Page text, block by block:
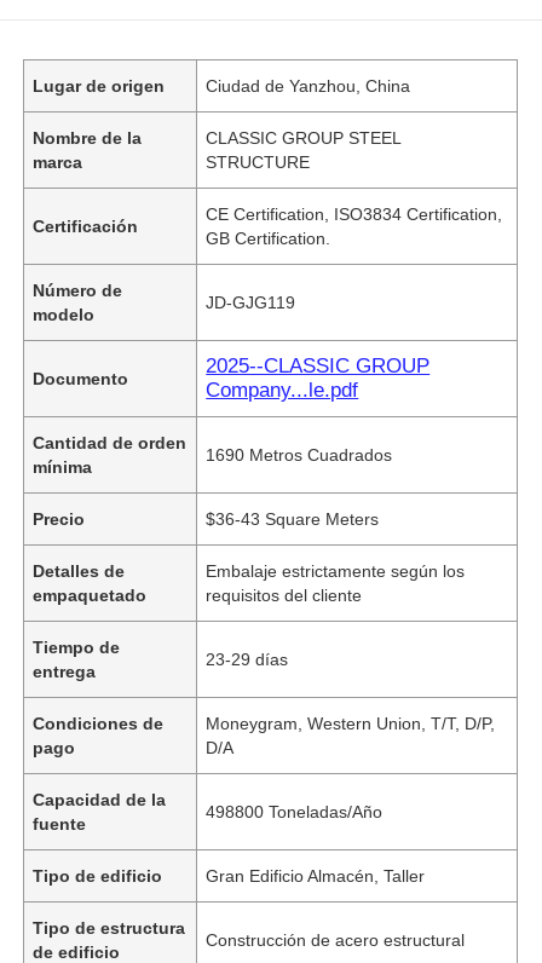
Lugar de origen Ciudad de Yanzhou, China
Nombre de la
marca
CLASSIC GROUP STEEL
STRUCTURE
Certificación
CE Certification, ISO3834 Certification,
GB Certification.
Número de
modelo
JD-GJG119
Documento
2025--CLASSIC GROUP
Company...le.pdf
Cantidad de orden
mínima
1690 Metros Cuadrados
Precio $36-43 Square Meters
Detalles de
empaquetado
Embalaje estrictamente según los
requisitos del cliente
Tiempo de
entrega
23-29 días
Condiciones de
pago
Moneygram, Western Union, T/T, D/P,
D/A
Capacidad de la
fuente
498800 Toneladas/Año
Tipo de edificio Gran Edificio Almacén, Taller
Tipo de estructura
de edificio
Construcción de acero estructural